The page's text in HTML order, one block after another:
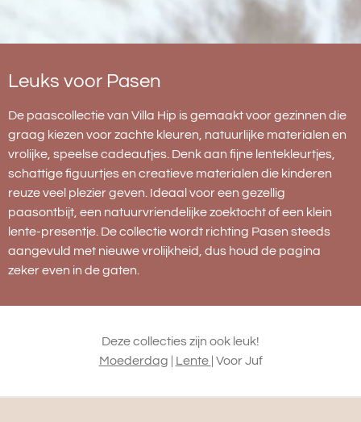
Leuks voor Pasen
De paascollectie van Villa Hip is gemaakt voor gezinnen die
graag kiezen voor zachte kleuren, natuurlijke materialen en
vrolijke, speelse cadeautjes. Denk aan fijne lentekleurtjes,
schattige figuurtjes en creatieve materialen die kinderen
reuze veel plezier geven. Ideaal voor een gezellig
paasontbijt, een natuurvriendelijke zoektocht of een klein
lente-presentje. De collectie wordt richting Pasen steeds
aangevuld met nieuwe vrolijkheid, dus houd de pagina
zeker even in de gaten.
Deze collecties zijn ook leuk!
Moederdag
Lente | Voor Juf